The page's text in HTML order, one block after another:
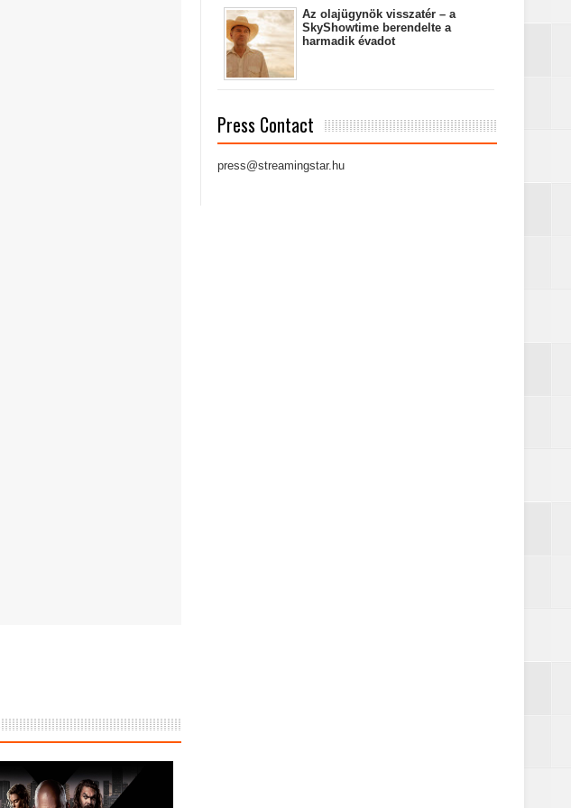
Az olajügynök visszatér – a
SkyShowtime berendelte a
harmadik évadot
Press Contact
press@streamingstar.hu